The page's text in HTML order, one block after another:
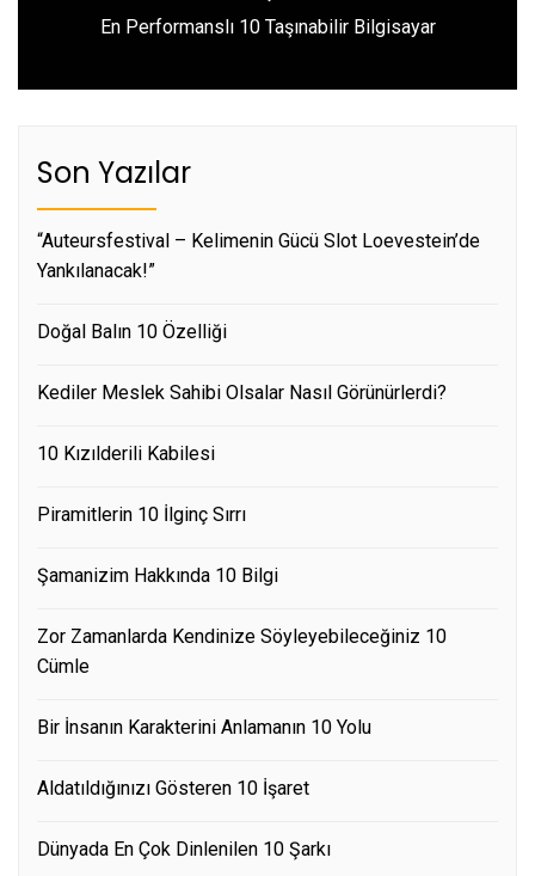
Next
En Performanslı 10 Taşınabilir Bilgisayar
Son Yazılar
“Auteursfestival – Kelimenin Gücü Slot Loevestein’de
Yankılanacak!”
Doğal Balın 10 Özelliği
Kediler Meslek Sahibi Olsalar Nasıl Görünürlerdi?
10 Kızılderili Kabilesi
Piramitlerin 10 İlginç Sırrı
Şamanizim Hakkında 10 Bilgi
Zor Zamanlarda Kendinize Söyleyebileceğiniz 10
Cümle
Bir İnsanın Karakterini Anlamanın 10 Yolu
Aldatıldığınızı Gösteren 10 İşaret
Dünyada En Çok Dinlenilen 10 Şarkı